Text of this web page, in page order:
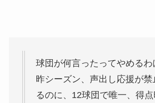
球団が何言ったってやめるわ
昨シーズン、声出し応援が禁
るのに、12球団で唯一、得点